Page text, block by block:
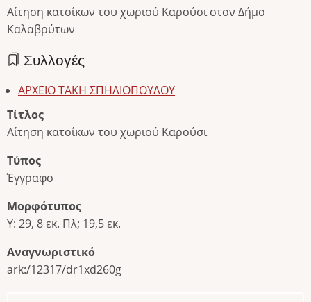
Αίτηση κατοίκων του χωριού Καρούσι στον Δήμο
Καλαβρύτων
Συλλογές
ΑΡΧΕΙΟ ΤΑΚΗ ΣΠΗΛΙΟΠΟΥΛΟΥ
Τίτλος
Αίτηση κατοίκων του χωριού Καρούσι
Τύπος
Έγγραφο
Μορφότυπος
Υ: 29, 8 εκ. Πλ; 19,5 εκ.
Αναγνωριστικό
ark:/12317/dr1xd260g